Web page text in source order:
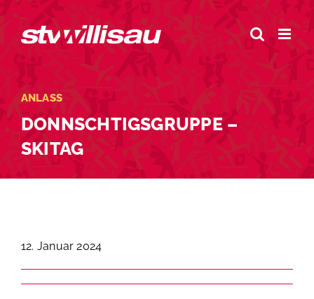
Zum
springen
ANLASS
DONNSCHTIGSGRUPPE –
SKITAG
12. Januar 2024